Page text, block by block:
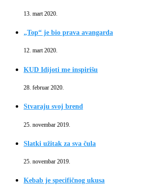
13. mart 2020.
„Top“ je bio prava avangarda
12. mart 2020.
KUD Idijoti me inspirišu
28. februar 2020.
Stvaraju svoj brend
25. novembar 2019.
Slatki užitak za sva čula
25. novembar 2019.
Kebab je specifičnog ukusa